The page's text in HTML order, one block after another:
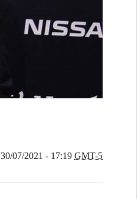
30/07/2021 - 17:19 GMT-5